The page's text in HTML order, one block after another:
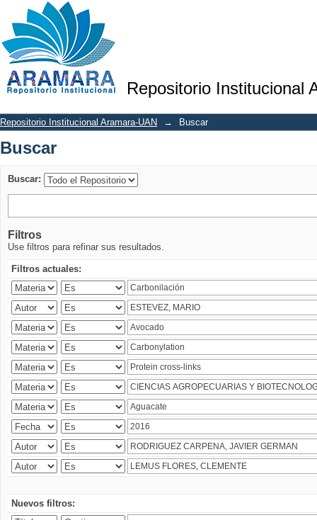
Repositorio Institucional
Buscar
Repositorio Institucional Aramara-UAN → Buscar
Buscar
Buscar:
Filtros
Use filtros para refinar sus resultados.
Filtros actuales:
Nuevos filtros: